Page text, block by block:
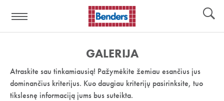
nuoroda:
GALERIJA
Atraskite sau tinkamiausią! Pažymėkite žemiau esančius jus
dominančius kriterijus. Kuo daugiau kriterijų pasirinksite, tuo
tikslesnę informaciją jums bus suteikta.